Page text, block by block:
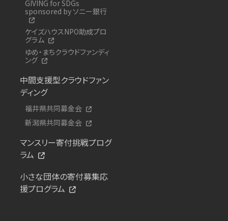
GIVING for SDGs
sponsored by ソニー銀行
ケイズハウスNPO助成プロ
グラム
ゆめ・まちクラウドファンディ
ング
中間支援型クラウドファン
ディング
福井県共同募金会
新潟県共同募金会
マンスリー寄付挑戦プログ
ラム
小さな団体の寄付募集応
援プログラム